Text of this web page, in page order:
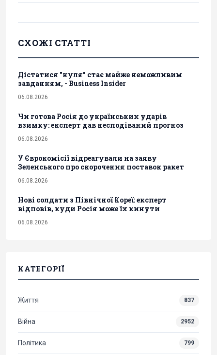
СХОЖІ СТАТТІ
Дістатися "нуля" стає майже неможливим
завданням, - Business Insider
06.08.2026
Чи готова Росія до українських ударів
взимку: експерт дав несподіваний прогноз
06.08.2026
У Єврокомісії відреагували на заяву
Зеленського про скорочення поставок ракет
06.08.2026
Нові солдати з Північної Кореї: експерт
відповів, куди Росія може їх кинути
06.08.2026
КАТЕГОРІЇ
Життя 837
Війна 2952
Політика 799